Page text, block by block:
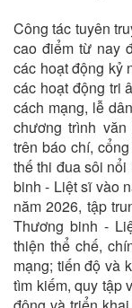
Công tác tuyên
cao điểm từ nay
các hoạt động kỷ
các hoạt động tri
cách mạng, lễ
chương trình
trên báo chí,
thế thi đua sôi
binh - Liệt sĩ vào
năm 2026, tập
Thương binh -
thiện thể chế,
mạng; tiến độ và
tìm kiếm, quy tập